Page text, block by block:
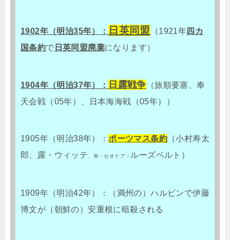
1902年（明治35年）： 日英同盟 （1921年四カ
国条約で 日英同盟廃棄になります）
1904年（明治37年）： 日露戦争 （旅順要塞、奉
天会戦（05年）、日本海海戦（05年））
1905年（明治38年）：ポーツマス条約 （小村寿太
郎、露・ウィッテ
、米・セオドア・ ルーズベルト）
1909年（明治42年）：（満州の）ハルビンで伊藤
博文が（朝鮮の）安重根に暗殺される